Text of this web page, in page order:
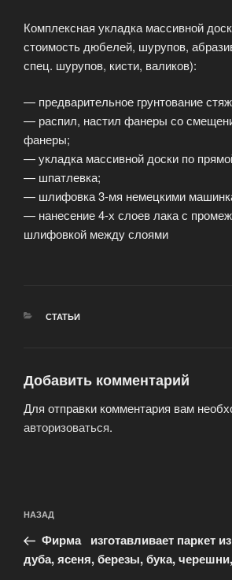
Комплексная укладка массивной
стоимость дюбелей, шурупов,
спец. шурупов, кисти, валиков):
— предварительное грунтование
— распил, настил фанеры со
фанеры;
— укладка массивной доски по
— шпатлевка;
— шлифовка 3-мя немецкими
— нанесение 4-х слоев лака с
шлифовкой между слоями
РУБРИКИ
СТАТЬИ
Добавить комментарий
Для отправки комментария вам
авторизоваться.
по
записям
Предыдущая
запись:
НАЗАД
Фирма изготавливает паркет
дуба, ясеня, березы, бука,